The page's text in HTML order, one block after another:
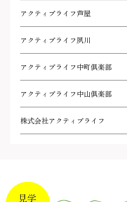
アクティブライフ芦屋
アクティブライフ夙川
アクティブライフ中町倶楽部
アクティブライフ中山倶楽部
株式会社アクティブライフ